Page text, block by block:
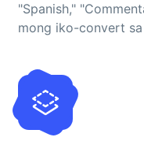
"Spanish,"
mong iko-convert